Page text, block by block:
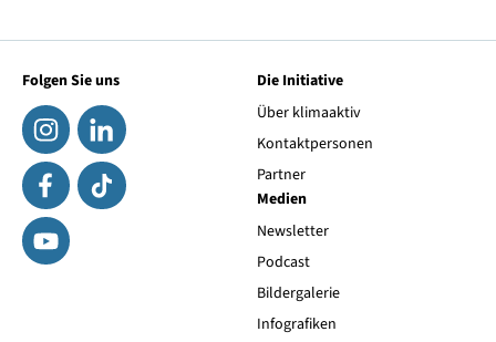
Folgen Sie uns
Die Initiative
Über klimaaktiv
Kontaktpersonen
Partner
Medien
Newsletter
Podcast
Bildergalerie
Infografiken